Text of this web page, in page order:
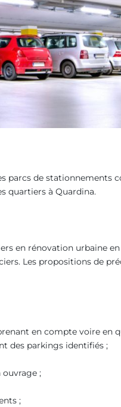
de stationnements
quartiers à Quardina.
en rénovation urbaine
Les propositions de
en compte voire en
des parkings identifiés ;
;
;